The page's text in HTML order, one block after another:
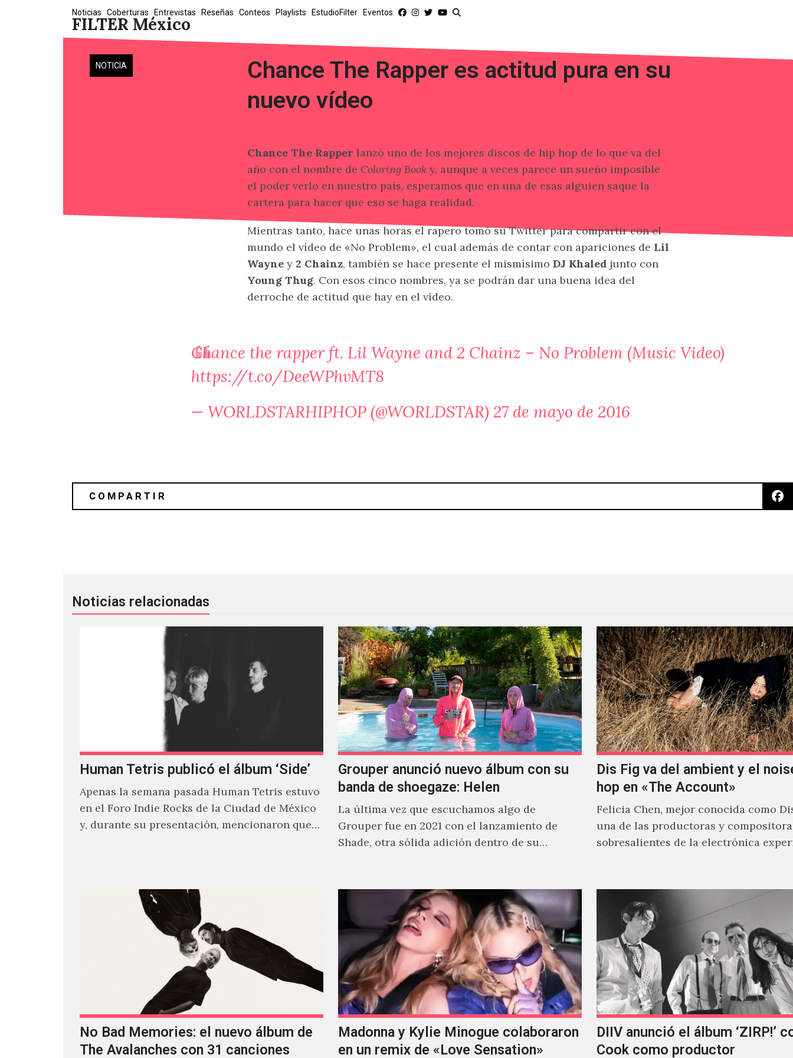
FILTER México
Noticias Coberturas Entrevistas Reseñas Conteos Playlists EstudioFilter Eventos
NOTICIA
Chance The Rapper es actitud pura en su
nuevo vídeo
Chance The Rapper lanzó uno de los mejores discos de hip hop de lo que va del
año con el nombre de Coloring Book y, aunque a veces parece un sueño imposible
el poder verlo en nuestro país, esperamos que en una de esas alguien saque la
cartera para hacer que eso se haga realidad.
Mientras tanto, hace unas horas el rapero tomó su Twitter para compartir con el
mundo el vídeo de «No Problem», el cual además de contar con apariciones de Lil
Wayne y 2 Chainz, también se hace presente el mismísimo DJ Khaled junto con
Young Thug. Con esos cinco nombres, ya se podrán dar una buena idea del
derroche de actitud que hay en el vídeo.
Chance the rapper ft. Lil Wayne and 2 Chainz – No Problem (Music Video)
https://t.co/DeeWPhvMT8
— WORLDSTARHIPHOP (@WORLDSTAR) 27 de mayo de 2016
Noticias relacionadas
Human Tetris publicó el álbum ‘Side’
Apenas la semana pasada Human Tetris estuvo
en el Foro Indie Rocks de la Ciudad de México
y, durante su presentación, mencionaron que
Grouper anunció nuevo álbum con su
banda de shoegaze: Helen
La última vez que escuchamos algo de
Grouper fue en 2021 con el lanzamiento de
Shade, otra sólida adición dentro de su
Dis Fig va del ambient y el
hop en «The Account»
Felicia Chen, mejor conocida como
una de las productoras y
sobresalientes de la electrónica
No Bad Memories: el nuevo álbum de
The Avalanches con 31 canciones
Madonna y Kylie Minogue colaboraron
en un remix de «Love Sensation»
DIIV anunció el álbum ‘ZIRP!’
Cook como productor